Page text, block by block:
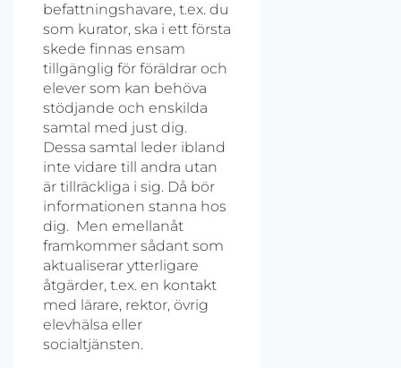
befattningshavare, t.ex. du
som kurator, ska i ett första
skede finnas ensam
tillgänglig för föräldrar och
elever som kan behöva
stödjande och enskilda
samtal med just dig.
Dessa samtal leder ibland
inte vidare till andra utan
är tillräckliga i sig. Då bör
informationen stanna hos
dig. Men emellanåt
framkommer sådant som
aktualiserar ytterligare
åtgärder, t.ex. en kontakt
med lärare, rektor, övrig
elevhälsa eller
socialtjänsten.